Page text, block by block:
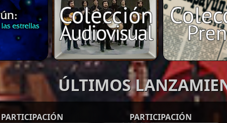
ÚLTIMOS
PARTICIPACIÓN PARTICIPACIÓN